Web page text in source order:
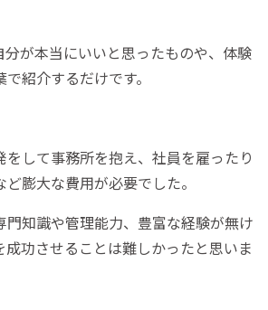
が本当にいいと思ったものや、体験
紹介するだけです。
をして事務所を抱え、社員を雇ったり
膨大な費用が必要でした。
門知識や管理能力、豊富な経験が無け
成功させることは難しかったと思いま